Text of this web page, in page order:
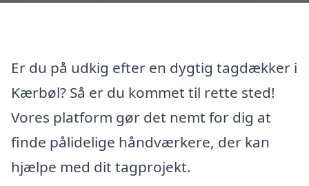
Er du på udkig efter en dygtig tagdækker i
Kærbøl? Så er du kommet til rette sted!
Vores platform gør det nemt for dig at
finde pålidelige håndværkere, der kan
hjælpe med dit tagprojekt.